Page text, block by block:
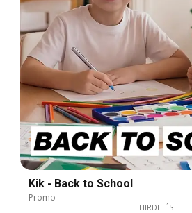
Kik - Back to School
Promo
HIRDETÉS